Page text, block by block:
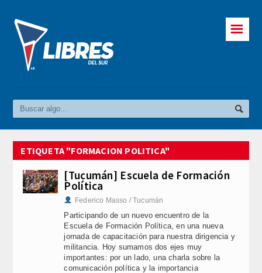
☰
ETIQUETA "FORMACION POLITICA"
[Tucumán] Escuela de Formación
Política
Federico Masso / Tucumán
Participando de un nuevo encuentro de la
Escuela de Formación Política, en una nueva
jornada de capacitación para nuestra dirigencia y
militancia. Hoy sumamos dos ejes muy
importantes: por un lado, una charla sobre la
comunicación política y la importancia